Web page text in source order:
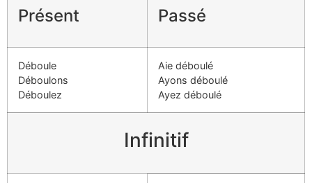
Présent Passé
Déboule
Déboulons
Déboulez
Aie déboulé
Ayons déboulé
Ayez déboulé
Infinitif